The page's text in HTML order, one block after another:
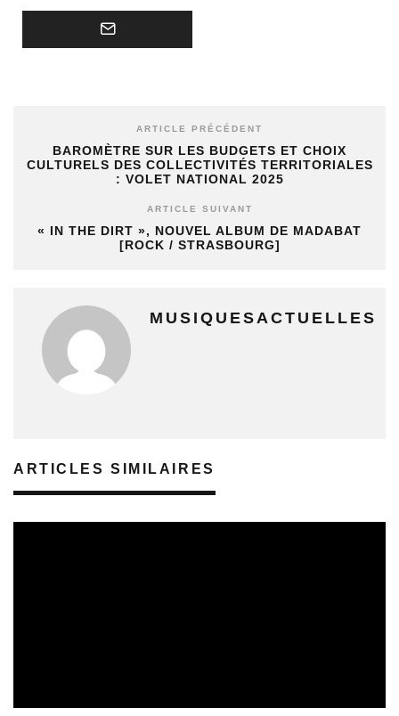
ARTICLE PRÉCÉDENT
BAROMÈTRE SUR LES BUDGETS ET CHOIX
CULTURELS DES COLLECTIVITÉS TERRITORIALES
: VOLET NATIONAL 2025
ARTICLE SUIVANT
« IN THE DIRT », NOUVEL ALBUM DE MADABAT
[ROCK / STRASBOURG]
MUSIQUESACTUELLES
ARTICLES SIMILAIRES